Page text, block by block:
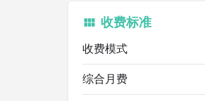
收费标准
收费模式
综合月费